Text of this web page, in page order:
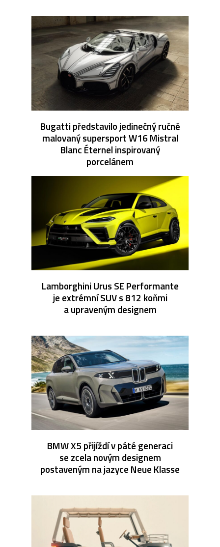
Bugatti představilo jedinečný ručně
malovaný supersport W16 Mistral
Blanc Éternel inspirovaný
porcelánem
Lamborghini Urus SE Performante
je extrémní SUV s 812 koňmi
a upraveným designem
BMW X5 přijíždí v páté generaci
se zcela novým designem
postaveným na jazyce Neue Klasse